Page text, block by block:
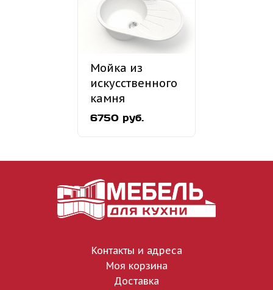
Мойка из
искусственного
камня
«MARRBAXX»
6750 руб.
Контакты и адреса
Моя корзина
Доставка